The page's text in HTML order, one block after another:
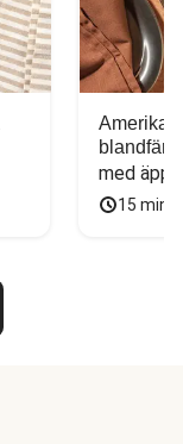
blandfärs
med
15